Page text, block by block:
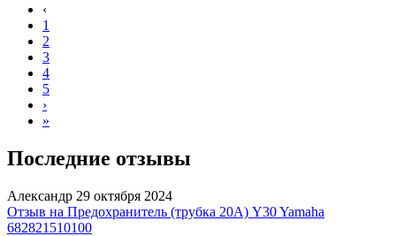
‹
1
2
3
4
5
›
»
Последние отзывы
Александр 29 октября 2024
Отзыв на Предохранитель (трубка 20А) Y30 Yamaha
682821510100